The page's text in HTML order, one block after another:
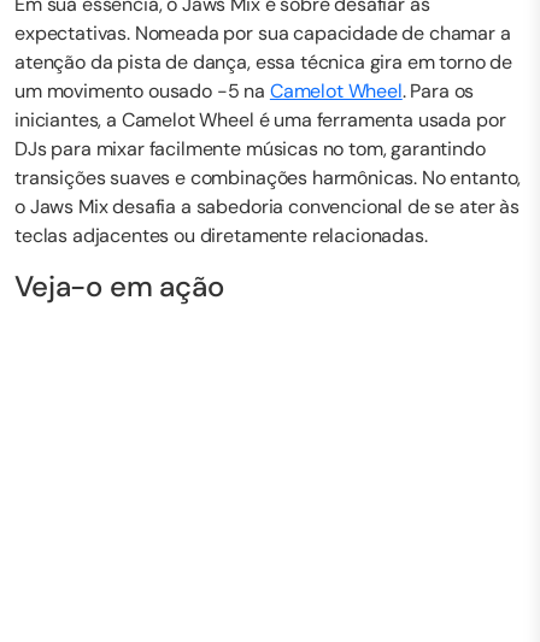
expectativas. Nomeada por sua capacidade de chamar a
atenção da pista de dança, essa técnica gira em torno de
um movimento ousado -5 na Camelot Wheel. Para os
iniciantes, a Camelot Wheel é uma ferramenta usada por
DJs para mixar facilmente músicas no tom, garantindo
transições suaves e combinações harmônicas. No entanto,
o Jaws Mix desafia a sabedoria convencional de se ater às
teclas adjacentes ou diretamente relacionadas.
Veja-o em ação